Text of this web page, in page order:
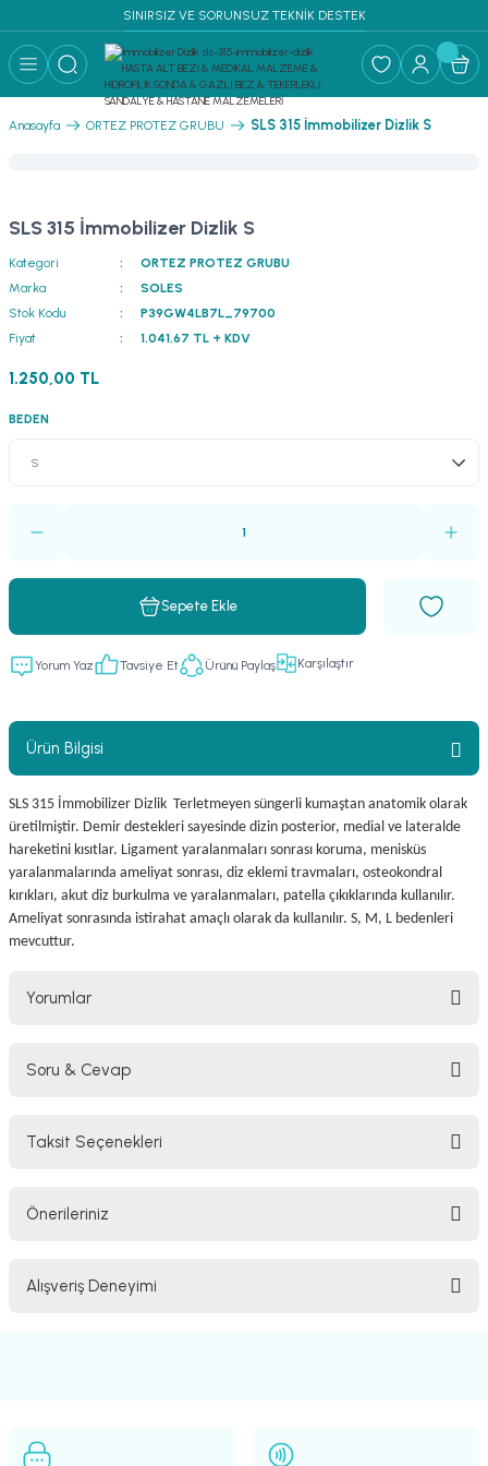
SINIRSIZ VE SORUNSUZ TEKNİK DESTEK
MALZEME ↓
Anasayfa ORTEZ PROTEZ GRUBU SLS 315 İmmobilizer Dizlik S
SLS 315 İmmobilizer Dizlik S
Kategori
ORTEZ PROTEZ GRUBU
Marka
SOLES
Stok Kodu
P39GW4LB7L_79700
Fiyat
1.041,67 TL + KDV
1.250,00 TL
BEDEN
Sepete Ekle
Yorum Yaz Tavsiye Et Ürünü Paylaş Karşılaştır
Ürün Bilgisi
SLS 315 İmmobilizer Dizlik Terletmeyen süngerli kumaştan anatomik olarak
üretilmiştir. Demir destekleri sayesinde dizin posterior, medial ve lateralde
hareketini kısıtlar. Ligament yaralanmaları sonrası koruma, menisküs
yaralanmalarında ameliyat sonrası, diz eklemi travmaları, osteokondral
kırıkları, akut diz burkulma ve yaralanmaları, patella çıkıklarında kullanılır.
Ameliyat sonrasında istirahat amaçlı olarak da kullanılır. S, M, L bedenleri
mevcuttur.
Yorumlar
Soru & Cevap
Taksit Seçenekleri
Önerileriniz
yetersiz gördüğünüz noktaları öneri formunu kullanarak tarafımıza
Ürün bilgilerinde hatalar bulunuyor.
Alışveriş Deneyimi
Deneyimini Paylaş